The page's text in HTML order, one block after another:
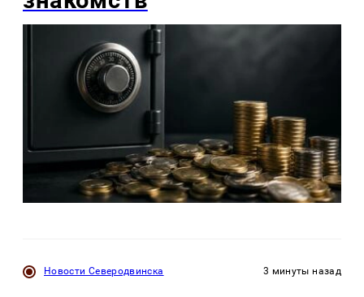
Новости Северодвинска 3 минуты назад